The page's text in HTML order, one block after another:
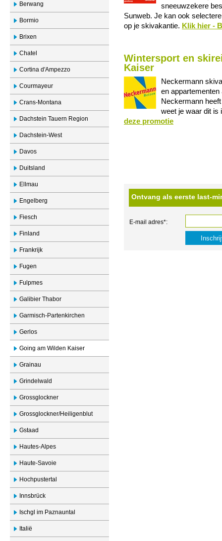
Berwang
Bormio
Brixen
Chatel
Cortina d'Ampezzo
Courmayeur
Crans-Montana
Dachstein Tauern Region
Dachstein-West
Davos
Duitsland
Ellmau
Engelberg
Fiesch
Finland
Frankrijk
Fugen
Fulpmes
Galibier Thabor
Garmisch-Partenkirchen
Gerlos
Going am Wilden Kaiser
Grainau
Grindelwald
Grossglockner
Grossglockner/Heiligenblut
Gstaad
Hautes-Alpes
Haute-Savoie
Hochpustertal
Innsbrück
Ischgl im Paznauntal
Italië
sneeuwzekere
Sunweb. Je kan ook
op je skivakantie. Klik hier -
Wintersport en
Kaiser
Neckermann
en appartementen
Neckermann
weet je waar dit is
deze promotie
Ontvang als eerste last-
E-mail adres*: